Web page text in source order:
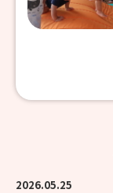
2026.05.25